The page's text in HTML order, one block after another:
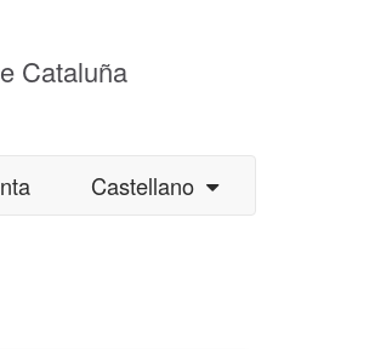
Cataluña
Castellano